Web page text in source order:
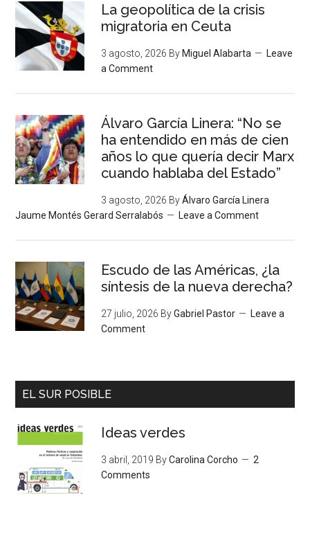
La geopolítica de la crisis
migratoria en Ceuta
3 agosto, 2026 By Miguel Alabarta
Leave
a Comment
Álvaro García Linera: “No se
ha entendido en más de cien
años lo que quería decir Marx
cuando hablaba del Estado”
3 agosto, 2026 ByÁlvaro García Linera
Jaume Montés Gerard Serralabós
Leave a Comment
Escudo de las Américas, ¿la
síntesis de la nueva derecha?
27 julio, 2026 ByGabriel Pastor
Leave a
Comment
EL SUR POSIBLE
Ideas verdes
3 abril, 2019 ByCarolina Corcho
2
Comments